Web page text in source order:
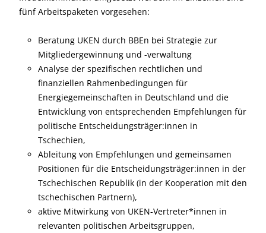
fünf Arbeitspaketen vorgesehen:
Beratung UKEN durch BBEn bei Strategie zur
Mitgliedergewinnung und -verwaltung
Analyse der spezifischen rechtlichen und
finanziellen Rahmenbedingungen für
Energiegemeinschaften in Deutschland und die
Entwicklung von entsprechenden Empfehlungen für
politische Entscheidungsträger:innen in
Tschechien,
Ableitung von Empfehlungen und gemeinsamen
Positionen für die Entscheidungsträger:innen in der
Tschechischen Republik (in der Kooperation mit den
tschechischen Partnern),
aktive Mitwirkung von UKEN-Vertreter*innen in
relevanten politischen Arbeitsgruppen,